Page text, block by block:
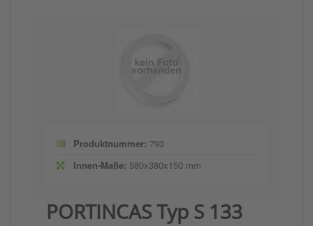
Produktnummer: 793
Innen-Maße: 580x380x150 mm
PORTINCAS Typ S 133